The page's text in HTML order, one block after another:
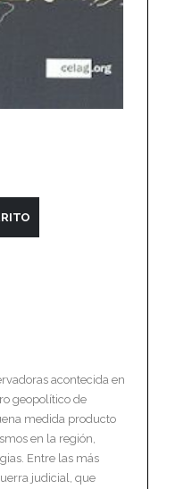
acontecida en
geopolítico de
medida producto
en la región,
Entre las más
judicial, que